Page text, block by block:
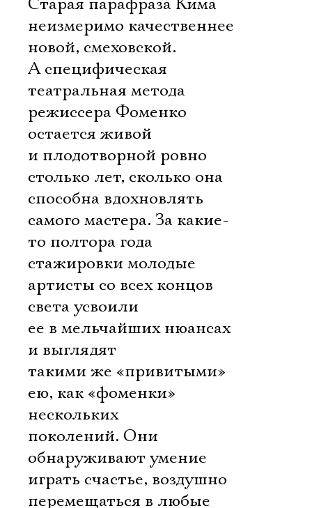
Старая парафраза Кима
неизмеримо качественнее
новой, смеховской.
А специфическая
театральная метода
режиссера Фоменко
остается живой
и плодотворной ровно
столько лет, сколько она
способна вдохновлять
самого мастера. За какие-
то полтора года
стажировки молодые
артисты со всех концов
света усвоили
ее в мельчайших нюансах
и выглядят
такими же «привитыми»
ею, как «фоменки»
нескольких
поколений. Они
обнаруживают умение
играть счастье, воздушно
перемещаться в любые
Имя
Ознакомиться